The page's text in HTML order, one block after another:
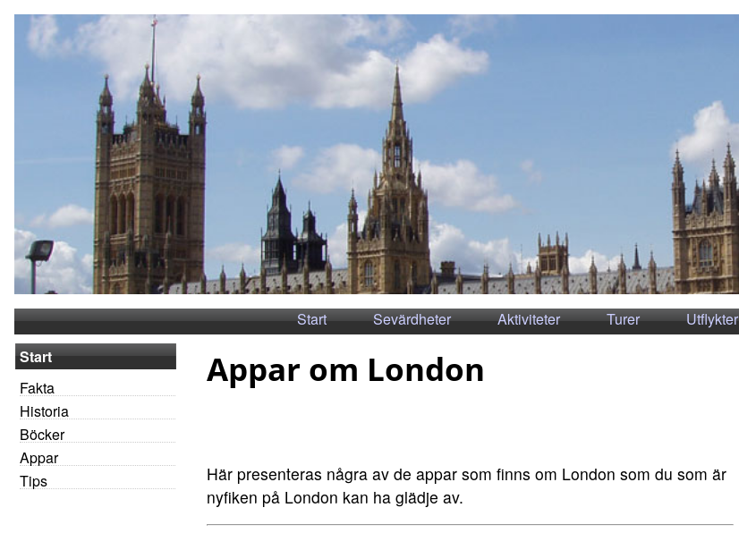
Start Sevärdheter Aktiviteter Turer Utflykter
Start
Fakta
Historia
Böcker
Appar
Tips
Appar om London
Här presenteras några av de appar som finns om London som du som är
nyfiken på London kan ha glädje av.